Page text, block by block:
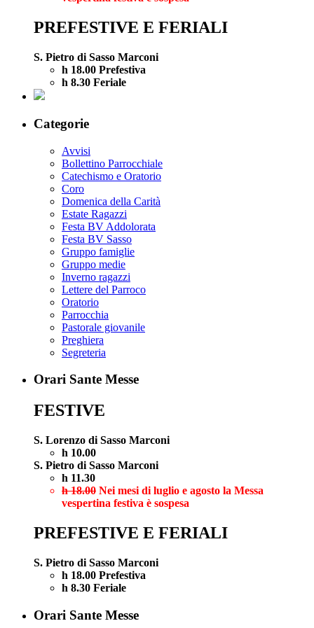
PREFESTIVE E FERIALI
S. Pietro di Sasso Marconi
h 18.00 Prefestiva
h 8.30 Feriale
Categorie
Avvisi
Bollettino Parrocchiale
Catechismo e Oratorio
Coro
Domenica della Carità
Estate Ragazzi
Festa BV Addolorata
Festa BV Sasso
Gruppo famiglie
Gruppo medie
Inverno ragazzi
Lettere del Parroco
Oratorio
Parrocchia
Pastorale giovanile
Preghiera
Segreteria
Orari Sante Messe
FESTIVE
S. Lorenzo di Sasso Marconi
h 10.00
S. Pietro di Sasso Marconi
h 11.30
h 18.00 Nei mesi di luglio e agosto la Messa
vespertina festiva è sospesa
PREFESTIVE E FERIALI
S. Pietro di Sasso Marconi
h 18.00 Prefestiva
h 8.30 Feriale
Orari Sante Messe